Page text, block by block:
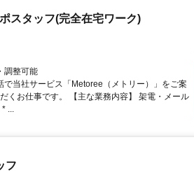
スタッフ(完全在宅ワーク)
調整可能
で当社サービス「Metoree（メトリー）」をご案
くお仕事です。 【主な業務内容】 架電・メール
...
フ